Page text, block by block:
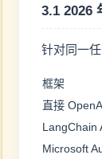
3.1 2026
针对同一
框架
直接
LangChain
Microsoft